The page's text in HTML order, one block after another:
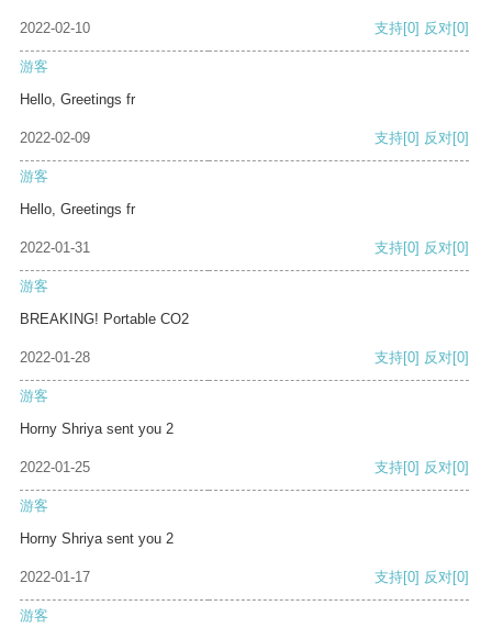
2022-02-10 支持[0] 反对[0]
游客
Hello, Greetings fr
2022-02-09 支持[0] 反对[0]
游客
Hello, Greetings fr
2022-01-31 支持[0] 反对[0]
游客
BREAKING! Portable CO2
2022-01-28 支持[0] 反对[0]
游客
Horny Shriya sent you 2
2022-01-25 支持[0] 反对[0]
游客
Horny Shriya sent you 2
2022-01-17 支持[0] 反对[0]
游客